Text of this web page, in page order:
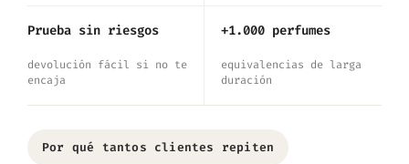
Golden
Citrine
cantidad
Prueba sin riesgos
devolución fácil si no te
encaja
+1.000 perfumes
equivalencias de larga
duración
Por qué tantos clientes repiten